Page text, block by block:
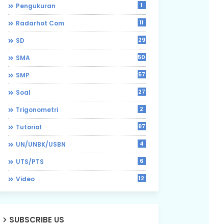
Pengukuran 1
Radarhot Com 11
SD 29
SMA 50
SMP 57
Soal 27
Trigonometri 2
Tutorial 87
UN/UNBK/USBN 4
UTS/PTS 6
Video 12
SUBSCRIBE US